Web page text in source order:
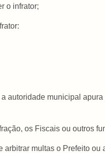
o infrator;
autoridade municipal
os Fiscais ou outros
multas o Prefeito